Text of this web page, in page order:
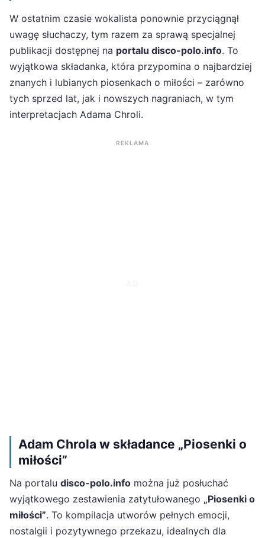
W ostatnim czasie wokalista ponownie przyciągnął
uwagę słuchaczy, tym razem za sprawą specjalnej
publikacji dostępnej na portalu disco-polo.info. To
wyjątkowa składanka, która przypomina o najbardziej
znanych i lubianych piosenkach o miłości – zarówno
tych sprzed lat, jak i nowszych nagraniach, w tym
interpretacjach Adama Chroli.
REKLAMA
Adam Chrola w składance „Piosenki o
miłości”
Na portalu disco-polo.info można już posłuchać
wyjątkowego zestawienia zatytułowanego „Piosenki o
miłości”. To kompilacja utworów pełnych emocji,
nostalgii i pozytywnego przekazu, idealnych dla